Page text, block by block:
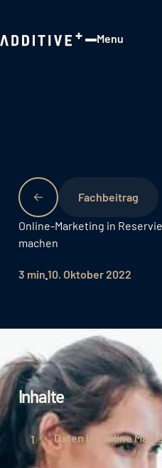
Menu
Fachbeitrag
Online-Marketing in
machen
3 min 10. Oktober 2022
Inhalte
Daten im Online